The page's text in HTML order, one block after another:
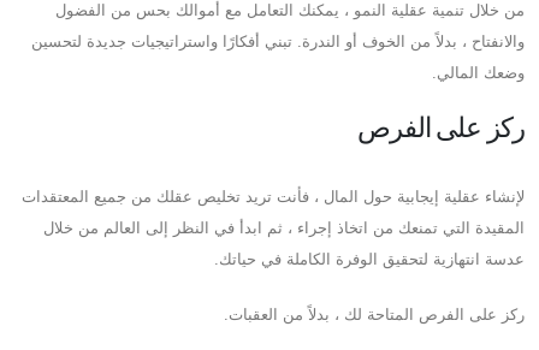
من خلال تنمية عقلية النمو ، يمكنك التعامل مع أموالك بحس من الفضول
والانفتاح ، بدلاً من الخوف أو الندرة. تبني أفكارًا واستراتيجيات جديدة لتحسين
وضعك المالي.
ركز على الفرص
لإنشاء عقلية إيجابية حول المال ، فأنت تريد تخليص عقلك من جميع المعتقدات
المقيدة التي تمنعك من اتخاذ إجراء ، ثم ابدأ في النظر إلى العالم من خلال
عدسة انتهازية لتحقيق الوفرة الكاملة في حياتك.
ركز على الفرص المتاحة لك ، بدلاً من العقبات.